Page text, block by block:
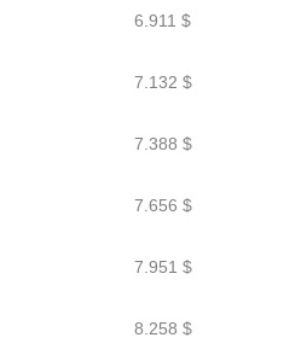
6.911 $
7.132 $
7.388 $
7.656 $
7.951 $
8.258 $